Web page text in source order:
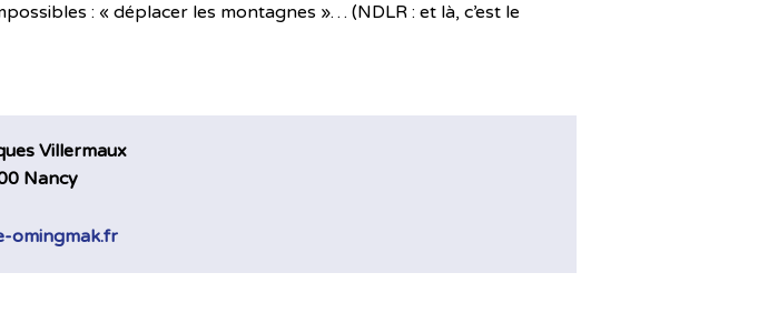
: « déplacer les montagnes »… (NDLR : et là, c’est le
Villermaux
Nancy
omingmak.fr